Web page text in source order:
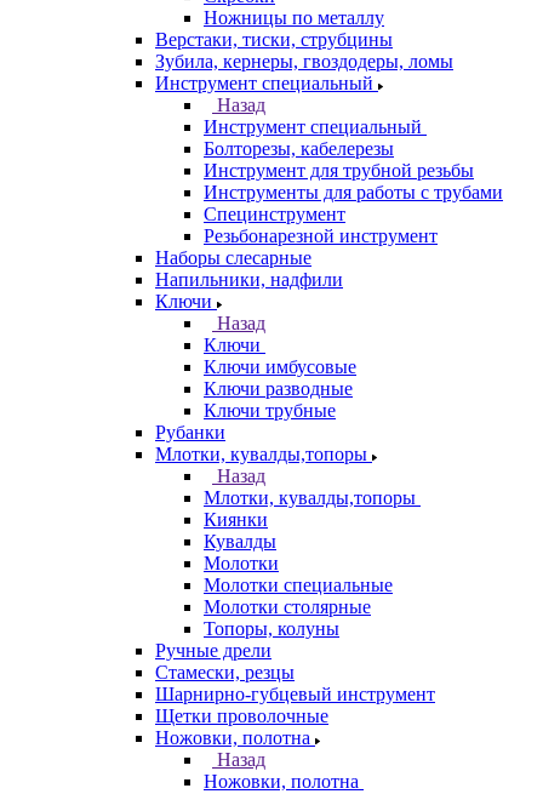
Ножницы по металлу
Верстаки, тиски, струбцины
Зубила, кернеры, гвоздодеры, ломы
Инструмент специальный
Назад
Инструмент специальный
Болторезы, кабелерезы
Инструмент для трубной резьбы
Инструменты для работы с трубами
Специнструмент
Резьбонарезной инструмент
Наборы слесарные
Напильники, надфили
Ключи
Назад
Ключи
Ключи имбусовые
Ключи разводные
Ключи трубные
Рубанки
Млотки, кувалды,топоры
Назад
Млотки, кувалды,топоры
Киянки
Кувалды
Молотки
Молотки специальные
Молотки столярные
Топоры, колуны
Ручные дрели
Стамески, резцы
Шарнирно-губцевый инструмент
Щетки проволочные
Ножовки, полотна
Назад
Ножовки, полотна